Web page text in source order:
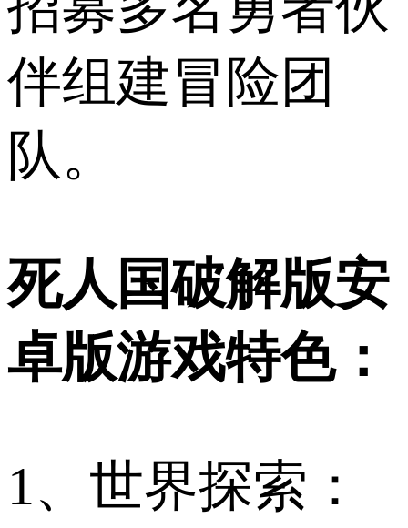
伴组建冒险团
队。
死人国破解版安
卓版游戏特色：
1、世界探索：